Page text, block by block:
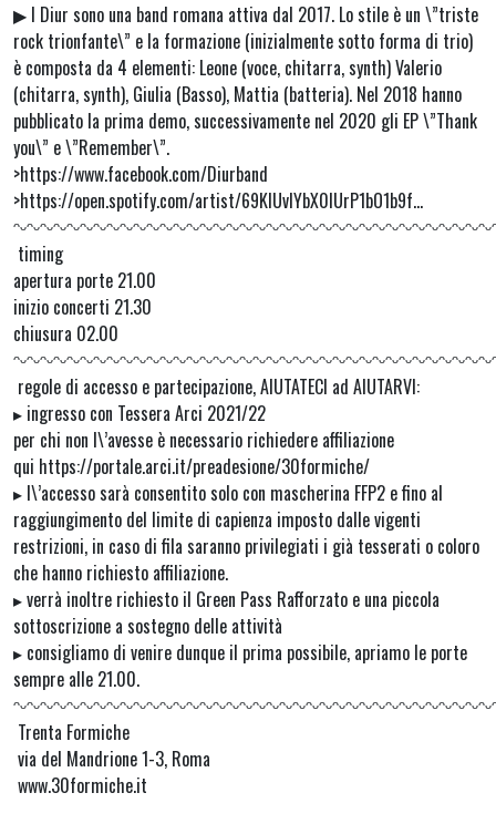
▶︎ I Diur sono una band romana attiva dal 2017. Lo stile è un \”triste
rock trionfante\” e la formazione (inizialmente sotto forma di trio)
è composta da 4 elementi: Leone (voce, chitarra, synth) Valerio
(chitarra, synth), Giulia (Basso), Mattia (batteria). Nel 2018 hanno
pubblicato la prima demo, successivamente nel 2020 gli EP \”Thank
you\” e \”Remember\”.
>https://www.facebook.com/Diurband
>https://open.spotify.com/artist/69KlUvIYbX0IUrP1bO1b9f…
timing
apertura porte 21.00
inizio concerti 21.30
chiusura 02.00
regole di accesso e partecipazione, AIUTATECI ad AIUTARVI:
▸ ingresso con Tessera Arci 2021/22
per chi non l\’avesse è necessario richiedere affiliazione
qui https://portale.arci.it/preadesione/30formiche/
▸ l\’accesso sarà consentito solo con mascherina FFP2 e fino al
raggiungimento del limite di capienza imposto dalle vigenti
restrizioni, in caso di fila saranno privilegiati i già tesserati o coloro
che hanno richiesto affiliazione.
▸ verrà inoltre richiesto il Green Pass Rafforzato e una piccola
sottoscrizione a sostegno delle attività
▸ consigliamo di venire dunque il prima possibile, apriamo le porte
sempre alle 21.00.
Trenta Formiche
via del Mandrione 1-3, Roma
www.30formiche.it